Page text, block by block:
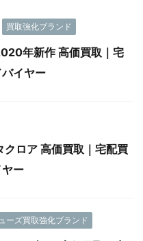
買取強化ブランド
年新作 高価買取｜宅
イヤー
クロア 高価買取｜宅配買
ー
ーズ買取強化ブランド